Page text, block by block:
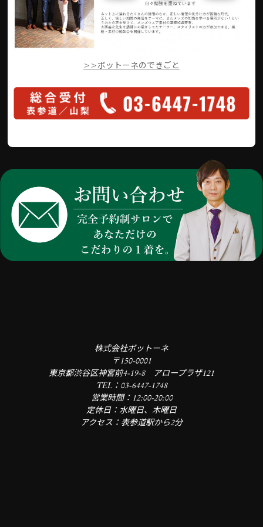
>>ボットーネのできごと
株式会社ボットーネ
〒150-0001
東京都渋谷区神宮前4-19-8 アロープラザ121
TEL：03-6447-1748
営業時間：12:00-20:00
定休日：水曜日、木曜日
アクセス：表参道駅から2分